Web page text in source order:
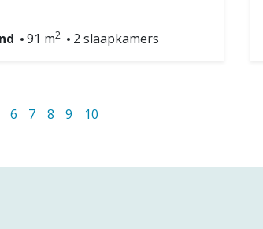
91 m2 2 slaapkamers
6 7 8 9 10